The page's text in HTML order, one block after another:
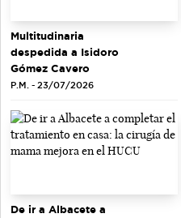
Multitudinaria
despedida a Isidoro
Gómez Cavero
P.M. - 23/07/2026
De ir a Albacete a